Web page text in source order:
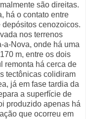
são direitas.
há o contato entre
cenozoicos.
nos terrenos
a-Nova, onde há uma
m, entre os dois
remonta há cerca de
tectônicas colidiram
já em fase tardia da
a superfície de
produzido apenas há
que ocorreu em